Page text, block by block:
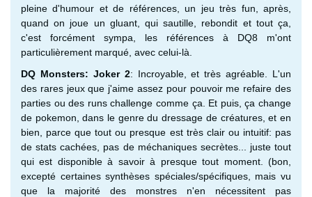
pleine d'humour et de références, un jeu très fun, après,
quand on joue un gluant, qui sautille, rebondit et tout ça,
c'est forcément sympa, les références à DQ8 m'ont
particulièrement marqué, avec celui-là.
DQ Monsters: Joker 2: Incroyable, et très agréable. L'un
des rares jeux que j'aime assez pour pouvoir me refaire des
parties ou des runs challenge comme ça. Et puis, ça change
de pokemon, dans le genre du dressage de créatures, et en
bien, parce que tout ou presque est très clair ou intuitif: pas
de stats cachées, pas de méchaniques secrètes... juste tout
qui est disponible à savoir à presque tout moment. (bon,
excepté certaines synthèses spéciales/spécifiques, mais vu
que la majorité des monstres n'en nécessitent pas